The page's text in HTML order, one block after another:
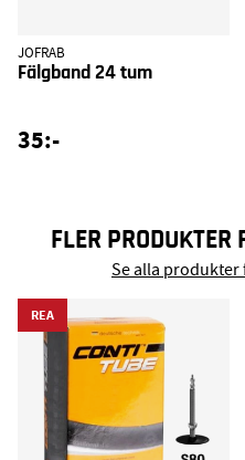
JOFRAB
Fälgband 24 tum
35:-
FLER
Se alla produkter
REA